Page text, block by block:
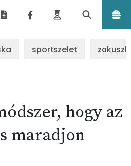
sportszelet
hogy az
maradjon